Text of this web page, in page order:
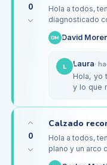
0
Hola a todos,
diagnosticado
queja de
mucho tiempo
DM David
L Laura·
Hola, yo
y lo que
0
Hola a todos,
plano y un arco
me ha causado